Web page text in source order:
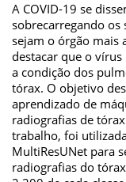
A COVID-19 se
sobrecarregando os
sejam o órgão mais
destacar que o
a condição dos
tórax. O objetivo
aprendizado de
radiografias de
trabalho, foi
MultiResUNet para
radiografias do